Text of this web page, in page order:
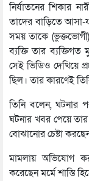
নির্যাতনের শিকার
তাদের বাড়িতে আসা-
সময় তাকে (ভুক্তভোগী)
ব্যক্তি তার
সেই ভিডিও দেখিয়ে
ছিল। তার কারণেই
তিনি বলেন, ঘটনার
ঘটনার খবর পেয়ে
বোঝানোর চেষ্টা
মামলায় অভিযোগ
করেছেন মর্মে শাস্তি